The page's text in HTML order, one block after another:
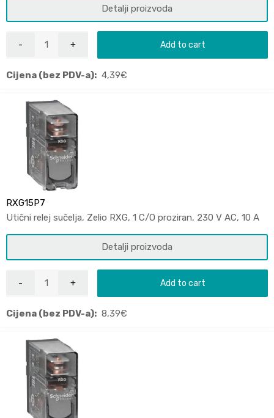
Detalji proizvoda
Add to cart
Cijena (bez PDV-a): 4,39€
RXG15P7
Utični relej sučelja, Zelio RXG, 1 C/O proziran, 230 V AC, 10 A
Detalji proizvoda
Add to cart
Cijena (bez PDV-a): 8,39€